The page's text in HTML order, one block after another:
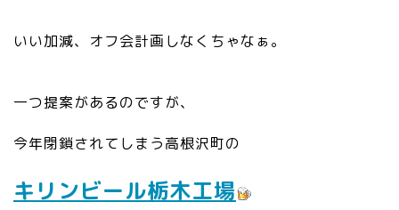
いい加減、オフ会計画しなくちゃなぁ。
一つ提案があるのですが、
今年閉鎖されてしまう高根沢町の
キリンビール栃木工場